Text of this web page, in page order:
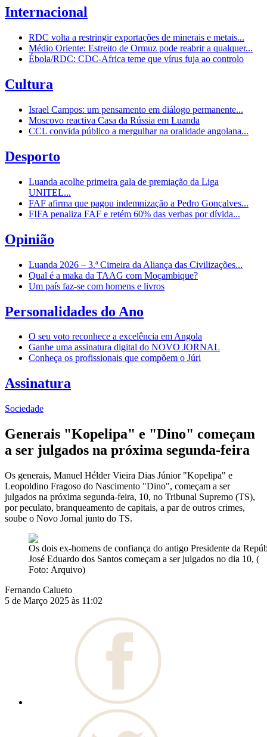
Internacional
RDC volta a restringir exportações de minerais e metais...
Médio Oriente: Estreito de Ormuz pode reabrir a qualquer...
Ébola/RDC: CDC-Africa teme que vírus fuja ao controlo
Cultura
Israel Campos: um pensamento em diálogo permanente...
Moscovo reactiva Casa da Rússia em Luanda
CCL convida público a mergulhar na oralidade angolana...
Desporto
Luanda acolhe primeira gala de premiação da Liga
UNITEL...
FAF afirma que pagou indemnização a Pedro Gonçalves...
FIFA penaliza FAF e retém 60% das verbas por dívida...
Opinião
Luanda 2026 – 3.ª Cimeira da Aliança das Civilizações...
Qual é a maka da TAAG com Moçambique?
Um país faz-se com homens e livros
Personalidades do Ano
O seu voto reconhece a excelência em Angola
Ganhe uma assinatura digital do NOVO JORNAL
Conheça os profissionais que compõem o Júri
Assinatura
Sociedade
Generais "Kopelipa" e "Dino" começam
a ser julgados na próxima segunda-feira
Os generais, Manuel Hélder Vieira Dias Júnior "Kopelipa" e
Leopoldino Fragoso do Nascimento "Dino", começam a ser
julgados na próxima segunda-feira, 10, no Tribunal Supremo (TS),
por peculato, branqueamento de capitais, a par de outros crimes,
soube o Novo Jornal junto do TS.
Os dois ex-homens de confiança do antigo Presidente da
José Eduardo dos Santos começam a ser julgados no dia 10, (
Foto: Arquivo)
Fernando Calueto
5 de Março 2025 às 11:02